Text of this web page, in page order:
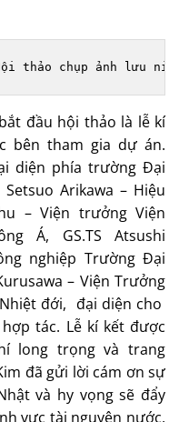
thảo chụp ảnh lưu
đầu hội thảo là lễ kí
bên tham gia dự án.
diện phía trường Đại
Arikawa – Hiệu
– Viện trưởng Viện
Á, GS.TS Atsushi
nghiệp Trường Đại
– Viện Trưởng
đới, đại diện cho
tác. Lễ kí kết được
long trọng và trang
đã gửi lời cám ơn sự
và hy vọng sẽ đẩy
vực tài nguyên nước,